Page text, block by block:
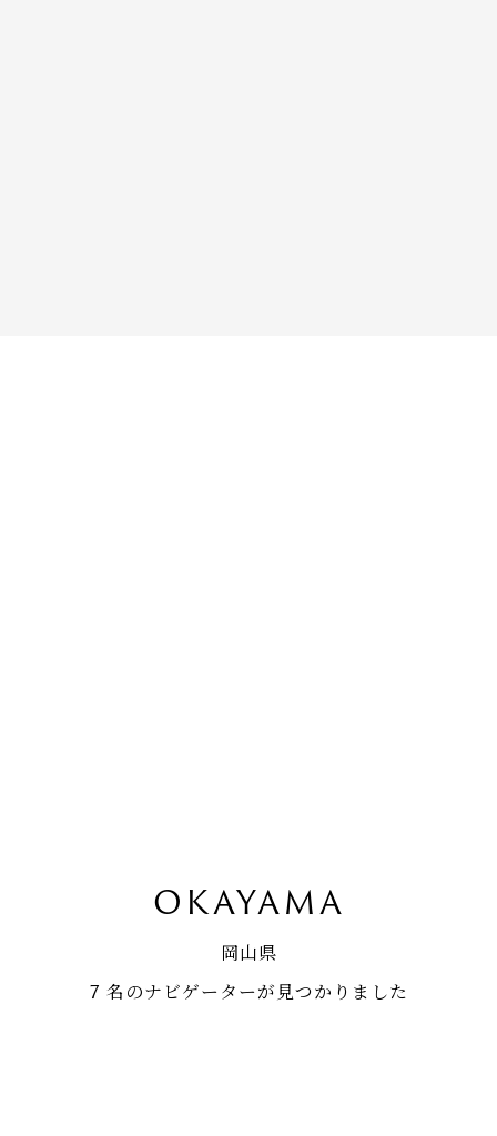
OKAYAMA
岡山県
7 名のナビゲーターが見つかりました